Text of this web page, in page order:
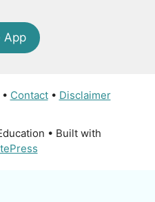
App
Contact• Disclaimer
• Built with